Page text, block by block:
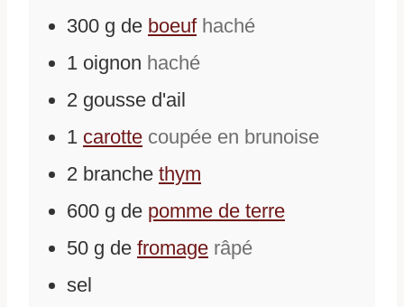
300 g de boeuf haché
1 oignon haché
2 gousse d'ail
1 carotte coupée en brunoise
2 branche thym
600 g de pomme de terre
50 g de fromage râpé
sel